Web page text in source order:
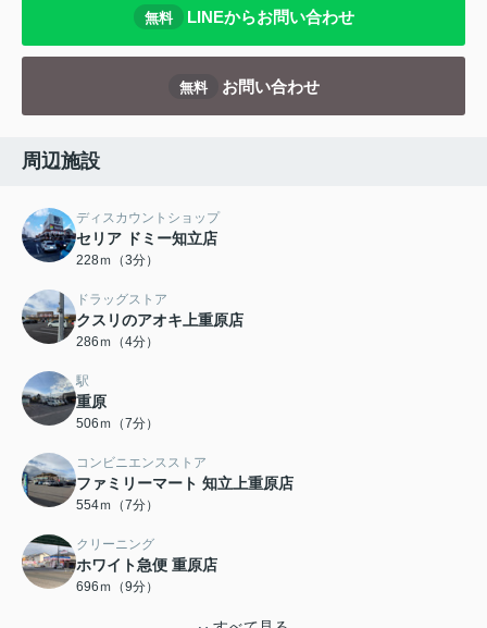
無料 LINEからお問い合わせ
無料 お問い合わせ
周辺施設
ディスカウントショップ
セリア ドミー知立店
228ｍ（3分）
ドラッグストア
クスリのアオキ上重原店
286ｍ（4分）
駅
重原
506ｍ（7分）
コンビニエンスストア
ファミリーマート 知立上重原店
554ｍ（7分）
クリーニング
ホワイト急便 重原店
696ｍ（9分）